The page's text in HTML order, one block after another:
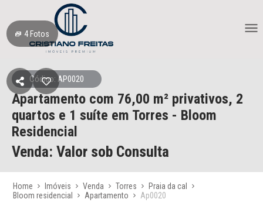
4Fotos
Código: AP0020
Apartamento com 76,00 m² privativos, 2
quartos e 1 suíte em Torres - Bloom
Residencial
Venda: Valor sob Consulta
Home Imóveis Venda Torres
Praia da cal
Bloom residencial
Apartamento Ap0020